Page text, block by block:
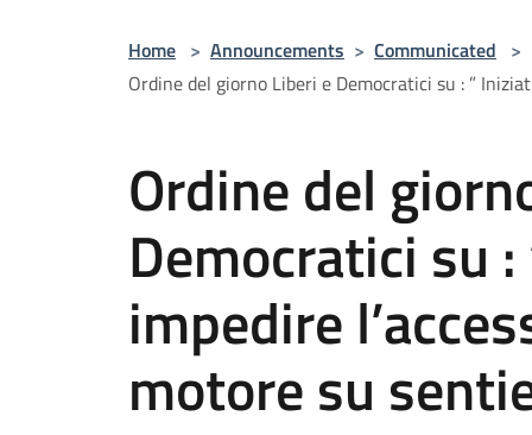
Home > Announcements > Communicated >
Ordine del giorno Liberi e Democratici su : ”
Ordine del
Democratici su
impedire
motore su